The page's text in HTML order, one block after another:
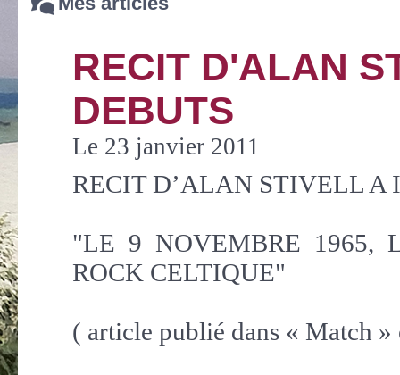
RECIT D'ALAN
DEBUTS
Le 23 janvier 2011
RECIT D’ALAN STIVELL A
"LE 9 NOVEMBRE 1965,
ROCK CELTIQUE"
( article publié dans « Match »